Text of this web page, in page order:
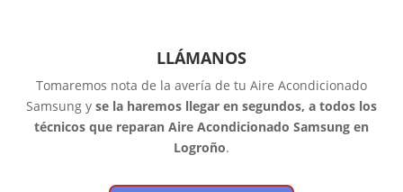
LLÁMANOS
Tomaremos nota de la avería de tu Aire Acondicionado
Samsung y se la haremos llegar en segundos, a todos los
técnicos que reparan Aire Acondicionado Samsung en
Logroño.